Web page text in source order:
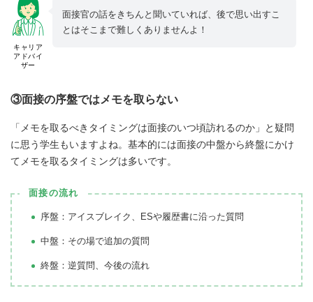
キャリア
アドバイ
ザー
面接官の話をきちんと聞いていれば、後で思い出すこ
とはそこまで難しくありませんよ！
③面接の序盤ではメモを取らない
「メモを取るべきタイミングは面接のいつ頃訪れるのか」と疑問
に思う学生もいますよね。基本的には面接の中盤から終盤にかけ
てメモを取るタイミングは多いです。
面接の流れ
序盤：アイスブレイク、ESや履歴書に沿った質問
中盤：その場で追加の質問
終盤：逆質問、今後の流れ